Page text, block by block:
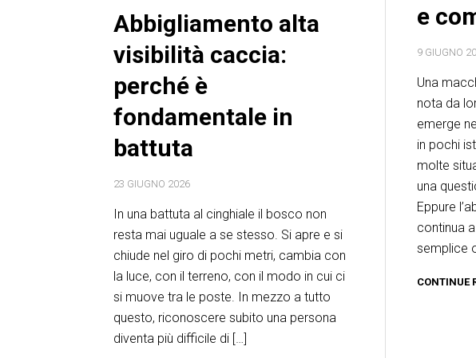
Abbigliamento alta
visibilità caccia:
perché è
fondamentale in
battuta
23 GIUGNO 2026
In una battuta al cinghiale il bosco non
resta mai uguale a se stesso. Si apre e si
chiude nel giro di pochi metri, cambia con
la luce, con il terreno, con il modo in cui ci
si muove tra le poste. In mezzo a tutto
questo, riconoscere subito una persona
diventa più difficile di […]
e
9 GIUGNO
Una
nota da
emerge
in pochi
molte
una
Eppure
continua
semplice
CONTINUE